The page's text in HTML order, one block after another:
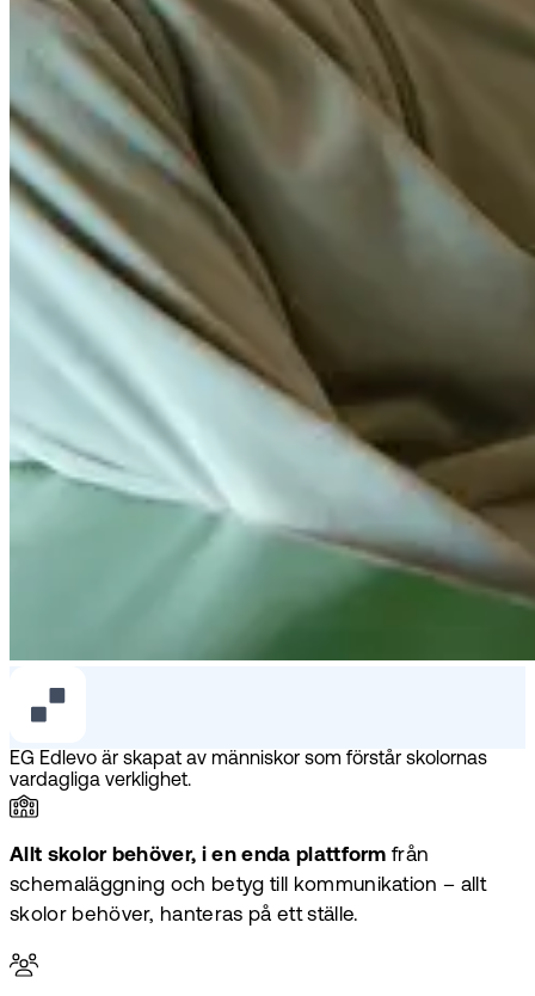
EG Edlevo är skapat av människor som förstår skolornas
vardagliga verklighet.
Allt skolor behöver, i en enda plattformfrån
schemaläggning och betyg till kommunikation – allt
skolor behöver, hanteras på ett ställe.